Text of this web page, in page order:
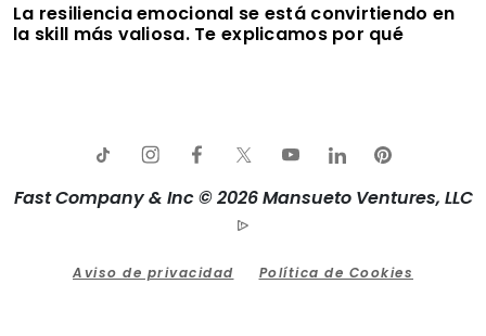
La resiliencia emocional se está convirtiendo en
la skill más valiosa. Te explicamos por qué
Fast Company & Inc © 2026 Mansueto Ventures, LLC
Aviso de privacidad Política de Cookies